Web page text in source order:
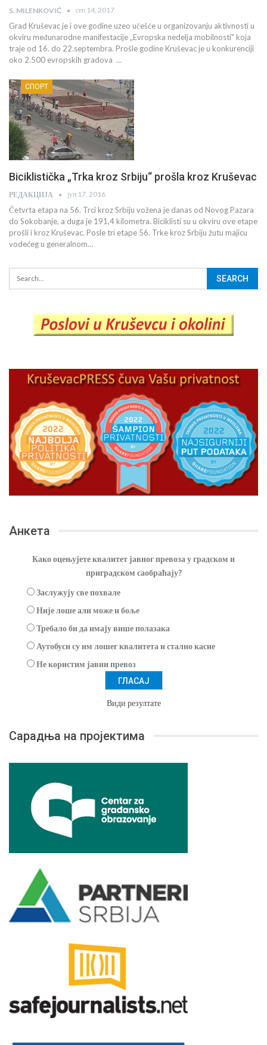
S. MILENKOVIĆ сеп 14, 2017
Grad Kruševac je i ove godine uzeo učešće u organizovanju aktivnosti u
okviru međunarodne manifestacije „Evropska nedelja mobilnosti" koja
traje od 16. do 22.septembra. Prošle godine Kruševac je u konkurenciji
oko 2.500 evropskih gradova …
СПОРТ
Biciklistička „Trka kroz Srbiju“ prošla kroz Kruševac
РЕДАКЦИЈА јун 17, 2016
Četvrta etapa na 56. Trci kroz Srbiju vožena je danas od Novog Pazara
do Sokobanje, a duga je 191,4 kilometra. Biciklisti su u okviru ove etape
prošli i kroz Kruševac. Posle tri etape 56. Trke kroz Srbiju žutu majicu
vodećeg u generalnom…
Анкета
Како оцењујете квалитет јавног превоза у градском и
приградском саобраћају?
Заслужују све похвале
Није лоше али може и боље
Требало би да имају више полазака
Аутобуси су им лошег квалитета и стално касне
Не користим јавни превоз
Види резултате
Сарадња на пројектима